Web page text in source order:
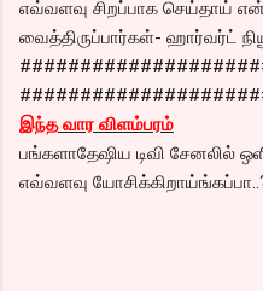
எவ்வளவு சிறப்பாக செய்தாய்
வைத்திருப்பார்கள்- ஹார்வர்ட்
இந்த வார விளம்பரம்
பங்களாதேஷிய டிவி சேனலில்
எவ்வளவு